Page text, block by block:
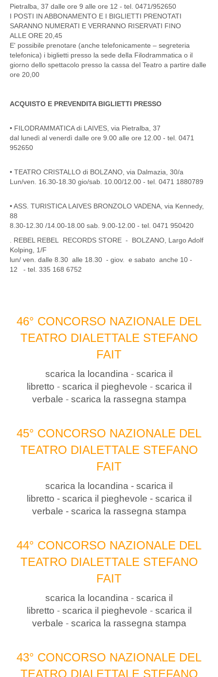
Pietralba, 37 dalle ore 9 alle ore 12 - tel. 0471/952650
I POSTI IN ABBONAMENTO E I BIGLIETTI PRENOTATI
SARANNO NUMERATI E VERRANNO RISERVATI FINO
ALLE ORE 20,45
E' possibile prenotare (anche telefonicamente – segreteria
telefonica) i biglietti presso la sede della Filodrammatica o il
giorno dello spettacolo presso la cassa del Teatro a partire dalle
ore 20,00
ACQUISTO E PREVENDITA BIGLIETTI PRESSO
• FILODRAMMATICA di LAIVES, via Pietralba, 37
dal lunedì al venerdì dalle ore 9.00 alle ore 12.00 - tel. 0471
952650
• TEATRO CRISTALLO di BOLZANO, via Dalmazia, 30/a
Lun/ven. 16.30-18.30 gio/sab. 10.00/12.00 - tel. 0471 1880789
• ASS. TURISTICA LAIVES BRONZOLO VADENA, via Kennedy,
88
8.30-12.30 /14.00-18.00 sab. 9.00-12.00 - tel. 0471 950420
. REBEL REBEL RECORDS STORE - BOLZANO, Largo Adolf
Kolping, 1/F
lun/ ven. dalle 8.30 alle 18.30 - giov. e sabato anche 10 -
12 - tel. 335 168 6752
46° CONCORSO NAZIONALE DEL
TEATRO DIALETTALE STEFANO
FAIT
scarica la locandina - scarica il
libretto - scarica il pieghevole - scarica il
verbale - scarica la rassegna stampa
45° CONCORSO NAZIONALE DEL
TEATRO DIALETTALE STEFANO
FAIT
scarica la locandina - scarica il
libretto - scarica il pieghevole - scarica il
verbale - scarica la rassegna stampa
44° CONCORSO NAZIONALE DEL
TEATRO DIALETTALE STEFANO
FAIT
scarica la locandina - scarica il
libretto - scarica il pieghevole - scarica il
verbale - scarica la rassegna stampa
43° CONCORSO NAZIONALE DEL
TEATRO DIALETTALE STEFANO